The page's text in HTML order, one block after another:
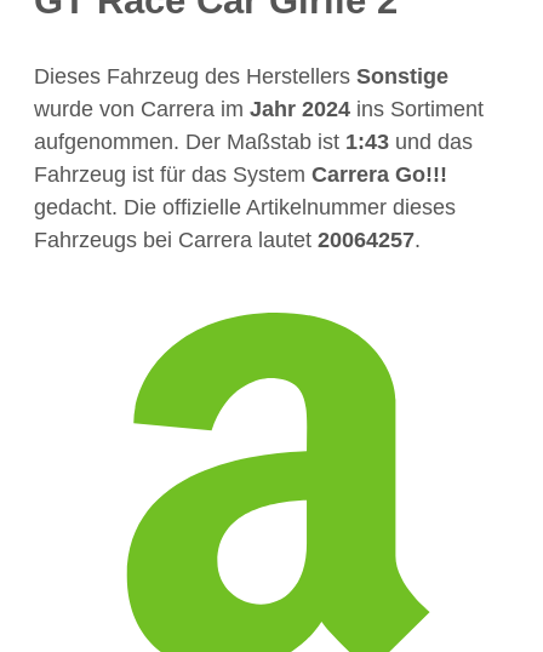
Dieses Fahrzeug des Herstellers Sonstige
wurde von Carrera im Jahr 2024 ins Sortiment
aufgenommen. Der Maßstab ist 1:43 und das
Fahrzeug ist für das System Carrera Go!!!
gedacht. Die offizielle Artikelnummer dieses
Fahrzeugs bei Carrera lautet 20064257.